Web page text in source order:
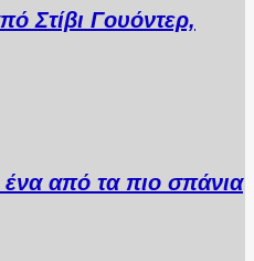
Στίβι Γουόντερ,
ένα από τα πιο σπάνια